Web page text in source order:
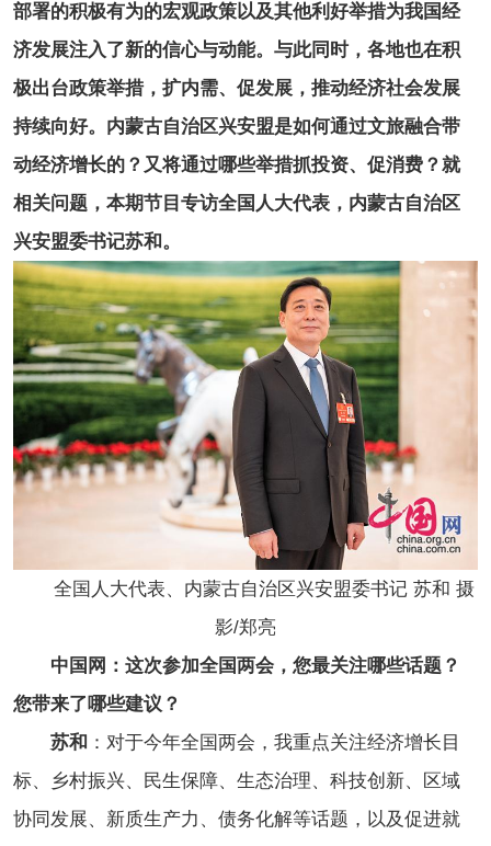
部署的积极有为的宏观政策以及其他利好举措为我国经
济发展注入了新的信心与动能。与此同时，各地也在积
极出台政策举措，扩内需、促发展，推动经济社会发展
持续向好。内蒙古自治区兴安盟是如何通过文旅融合带
动经济增长的？又将通过哪些举措抓投资、促消费？就
相关问题，本期节目专访全国人大代表，内蒙古自治区
兴安盟委书记苏和。
全国人大代表、内蒙古自治区兴安盟委书记 苏和 摄
影/郑亮
中国网：这次参加全国两会，您最关注哪些话题？
您带来了哪些建议？
苏和 ：对于今年全国两会，我重点关注经济增长目
标、乡村振兴、民生保障、生态治理、科技创新、区域
协同发展、新质生产力、债务化解等话题，以及促进就